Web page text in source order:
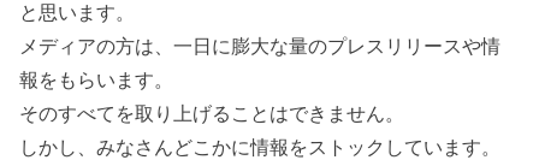
と思います。
メディアの方は、一日に膨大な量のプレスリリースや情
報をもらいます。
そのすべてを取り上げることはできません。
しかし、みなさんどこかに情報をストックしています。